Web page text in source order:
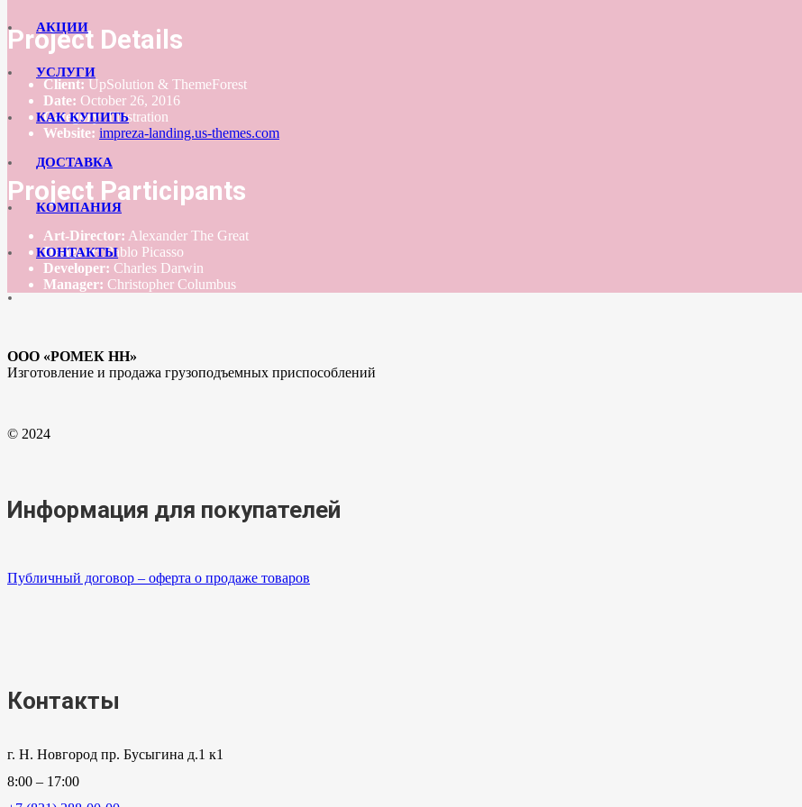
АКЦИИ
УСЛУГИ
КАК КУПИТЬ
ДОСТАВКА
КОМПАНИЯ
КОНТАКТЫ
Project Details
Client: UpSolution & ThemeForest
Date: October 26, 2016
Category:Illustration
Website: impreza-landing.us-themes.com
Project Participants
Art-Director: Alexander The Great
Designer:Pablo Picasso
Developer: Charles Darwin
Manager: Christopher Columbus
ООО «РОМЕК НН»
Изготовление и продажа грузоподъемных приспособлений
© 2024
Информация для покупателей
Публичный договор – оферта о продаже товаров
Контакты
г. Н. Новгород пр. Бусыгина д.1 к1
8:00 – 17:00